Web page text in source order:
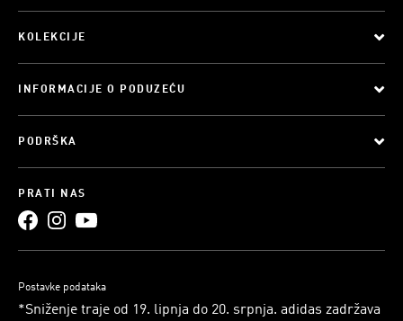
KOLEKCIJE
INFORMACIJE O PODUZEĆU
PODRŠKA
PRATI NAS
Postavke podataka
*Sniženje traje od 19. lipnja do 20. srpnja. adidas zadržava